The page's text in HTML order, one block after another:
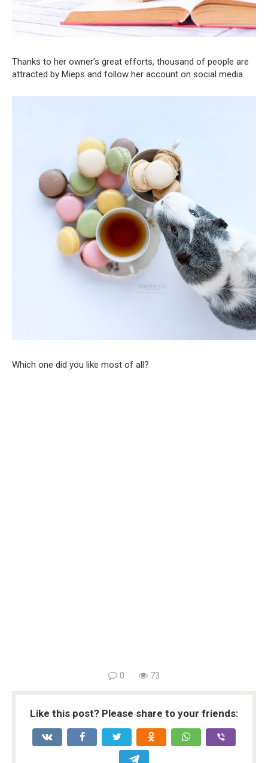
Thanks to her owner’s great efforts, thousand of people are
attracted by Mieps and follow her account on social media.
Which one did you like most of all?
0 73
Like this post? Please share to your friends: